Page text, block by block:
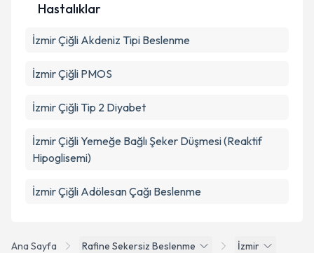
Ana Sayfa Rafine Sekersiz Beslenme
İzmir
Hastalıklar
İzmir Çiğli Akdeniz Tipi Beslenme
İzmir Çiğli PMOS
İzmir Çiğli Tip 2 Diyabet
İzmir Çiğli Yemeğe Bağlı Şeker Düşmesi (Reaktif
Hipoglisemi)
İzmir Çiğli Adölesan Çağı Beslenme